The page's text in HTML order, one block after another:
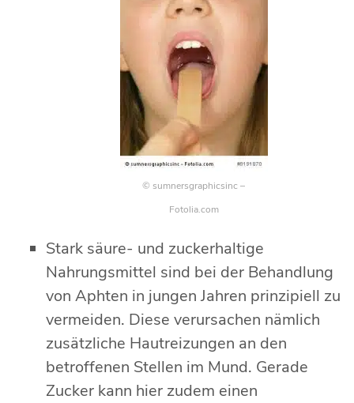
© sumnersgraphicsinc –
Fotolia.com
Stark säure- und zuckerhaltige
Nahrungsmittel sind bei der Behandlung
von Aphten in jungen Jahren prinzipiell zu
vermeiden. Diese verursachen nämlich
zusätzliche Hautreizungen an den
betroffenen Stellen im Mund. Gerade
Zucker kann hier zudem einen